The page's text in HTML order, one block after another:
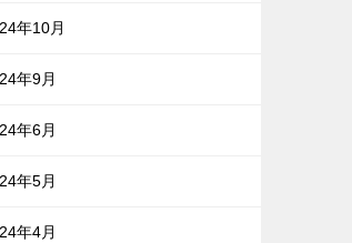
年10月
年9月
年6月
年5月
年4月